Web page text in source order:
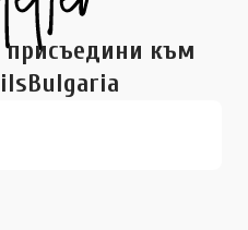
присъедини към